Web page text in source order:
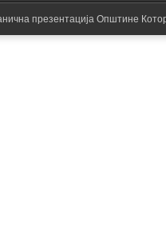
презентација Општине